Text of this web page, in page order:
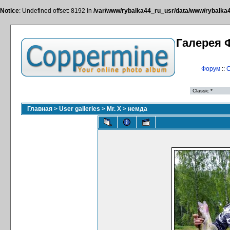
Notice: Undefined offset: 8192 in /var/www/rybalka44_ru_usr/data/www/
Галерея
Форум::
Главная > User galleries > Mr. X > немда